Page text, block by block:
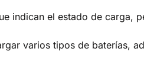
indican el estado de carga,
varios tipos de baterías,